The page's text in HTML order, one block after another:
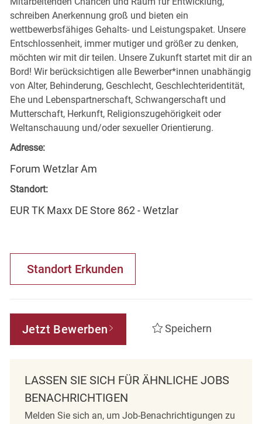
schreiben Anerkennung groß und bieten ein
wettbewerbsfähiges Gehalts- und Leistungspaket. Unsere
Entschlossenheit, immer mutiger und größer zu denken,
möchten wir mit dir teilen. Unsere Zukunft startet mit dir an
Bord! Wir berücksichtigen alle Bewerber*innen unabhängig
von Alter, Behinderung, Geschlecht, Geschlechteridentität,
Ehe und Lebenspartnerschaft, Schwangerschaft und
Mutterschaft, Herkunft, Religionszugehörigkeit oder
Weltanschauung und/oder sexueller Orientierung.
Adresse:
Forum Wetzlar Am
Standort:
EUR TK Maxx DE Store 862 - Wetzlar
Standort Erkunden
Jetzt Bewerben Speichern
LASSEN SIE SICH FÜR ÄHNLICHE JOBS
BENACHRICHTIGEN
Melden Sie sich an, um Job-Benachrichtigungen zu